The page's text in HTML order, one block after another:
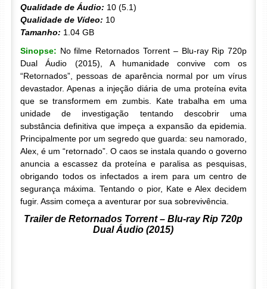
Qualidade de Áudio: 10 (5.1)
Qualidade de Vídeo: 10
Tamanho: 1.04 GB
Sinopse: No filme Retornados Torrent – Blu-ray Rip 720p
Dual Áudio (2015), A humanidade convive com os
“Retornados”, pessoas de aparência normal por um vírus
devastador. Apenas a injeção diária de uma proteína evita
que se transformem em zumbis. Kate trabalha em uma
unidade de investigação tentando descobrir uma
substância definitiva que impeça a expansão da epidemia.
Principalmente por um segredo que guarda: seu namorado,
Alex, é um “retornado”. O caos se instala quando o governo
anuncia a escassez da proteína e paralisa as pesquisas,
obrigando todos os infectados a irem para um centro de
segurança máxima. Tentando o pior, Kate e Alex decidem
fugir. Assim começa a aventurar por sua sobrevivência.
Trailer de Retornados Torrent – Blu-ray Rip 720p
Dual Áudio (2015)